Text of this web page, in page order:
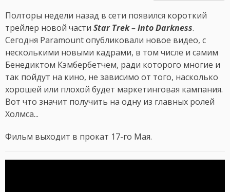
Полторы недели назад в сети появился короткий
трейлер новой части Star Trek – Into Darkness.
Сегодня Paramount опубликовали новое видео, с
несколькими новыми кадрами, в том числе и самим
Бенедиктом Кэмбербетчем, ради которого многие и
так пойдут на кино, не зависимо от того, насколько
хорошей или плохой будет маркетинговая кампания.
Вот что значит получить на одну из главных ролей
Холмса...
Фильм выходит в прокат 17-го Мая.